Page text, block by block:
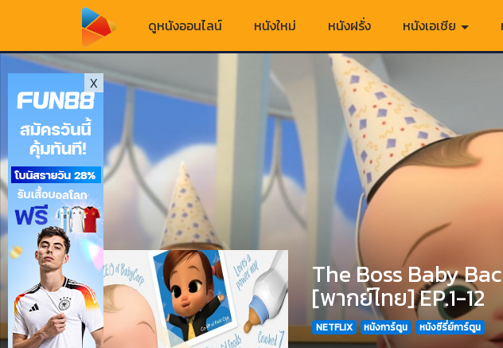
ดูหนังออนไลน์ หนังใหม่ หนังฝรั่ง หนังเอเชีย
The Boss Baby
[พากย์ไทย] EP.1-12
NETFLIX หนังการ์ตูน หนังซีรี่ย์การ์ตูน
X